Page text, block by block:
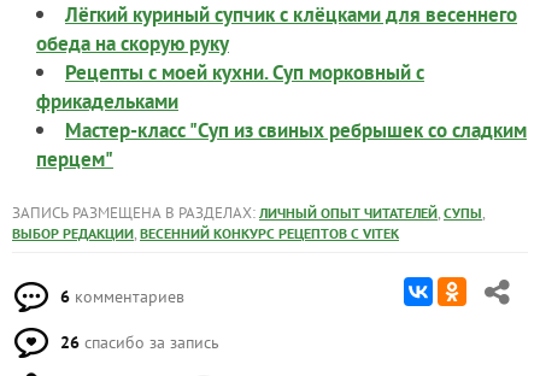
Лёгкий куриный супчик с клёцками для весеннего
обеда на скорую руку
Рецепты с моей кухни. Суп морковный с
фрикадельками
Мастер-класс "Суп из свиных ребрышек со сладким
перцем"
ЗАПИСЬ РАЗМЕЩЕНА В РАЗДЕЛАХ: ЛИЧНЫЙ ОПЫТ ЧИТАТЕЛЕЙ, СУПЫ,
ВЫБОР РЕДАКЦИИ, ВЕСЕННИЙ КОНКУРС РЕЦЕПТОВ С VITEK
6 комментариев
26 спасибо за запись